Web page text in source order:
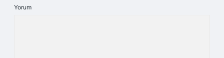
Yorum